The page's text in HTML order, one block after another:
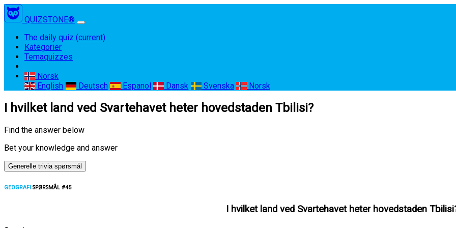
QUIZSTONE®
The daily quiz (current)
Kategorier
Temaquizzes
Norsk
English
Deutsch Espanol Dansk Svenska Norsk
I hvilket land ved Svartehavet heter hovedstaden Tbilisi?
Find the answer below
Bet your knowledge and answer
Generelle trivia spørsmål
GEOGRAFI SPØRSMÅL #45
I hvilket land ved Svartehavet heter hovedstaden